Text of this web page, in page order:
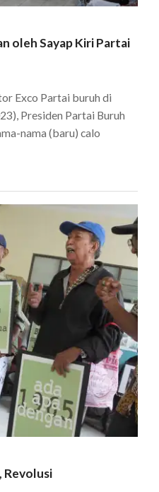
oleh Sayap Kiri Partai
Exco Partai buruh di
Presiden Partai Buruh
nama (baru) calo
Revolusi